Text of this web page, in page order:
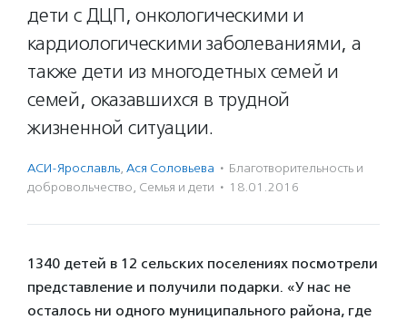
дети с ДЦП, онкологическими и
кардиологическими заболеваниями, а
также дети из многодетных семей и
семей, оказавшихся в трудной
жизненной ситуации.
АСИ-Ярославль, Ася Соловьева · Благотвори­тель­ность и
доброволь­чест­во, Семья и дети · 18.01.2016
1340 детей в 12 сельских поселениях посмотрели
представление и получили подарки. «У нас не
осталось ни одного муниципального района, где